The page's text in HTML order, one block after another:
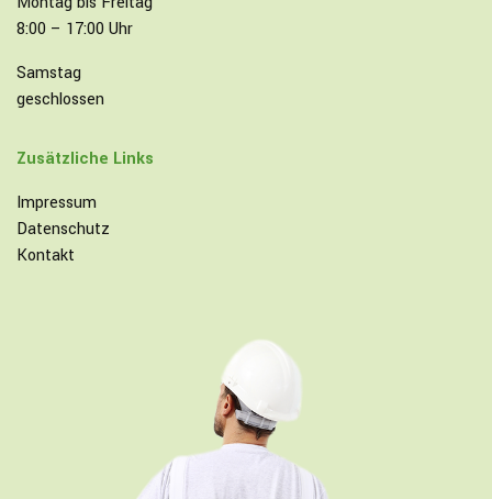
8:00 – 17:00 Uhr
Samstag
geschlossen
Zusätzliche Links
Impressum
Datenschutz
Kontakt